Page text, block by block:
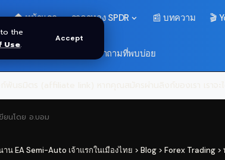
the
Use.
Accept
🏠 หน้าแรก ราคาทอง SPDR 📰 บทความ 🎬
❓ คำถามที่พบบ่อย
ขียนโดย อ.บอม
น EA Semi-Auto เจ้าแรกในเมืองไทย > Blog > Forex Trading >